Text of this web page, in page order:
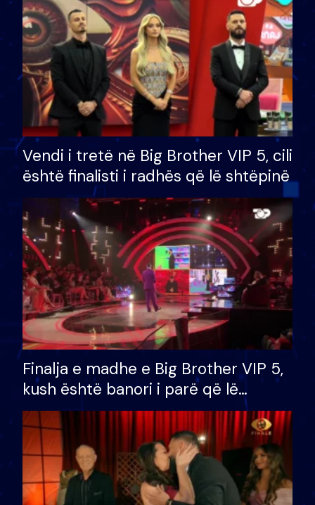
Vendi i tretë në Big Brother VIP 5, cili
është finalisti i radhës që lë shtëpinë
Finalja e madhe e Big Brother VIP 5,
kush është banori i parë që lë
shtëpinë dhe humb mundësinë për
të fituar çmimin e madh